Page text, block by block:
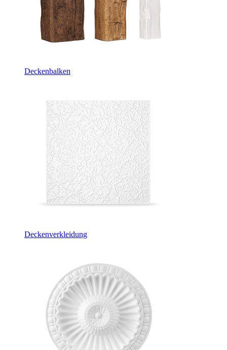
Deckenbalken
Deckenverkleidung